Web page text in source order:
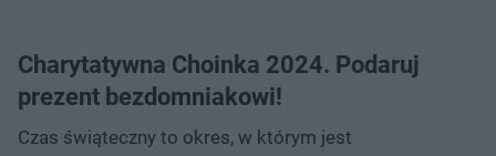
Charytatywna Choinka 2024. Podaruj
prezent bezdomniakowi!
Czas świąteczny to okres, w którym jest